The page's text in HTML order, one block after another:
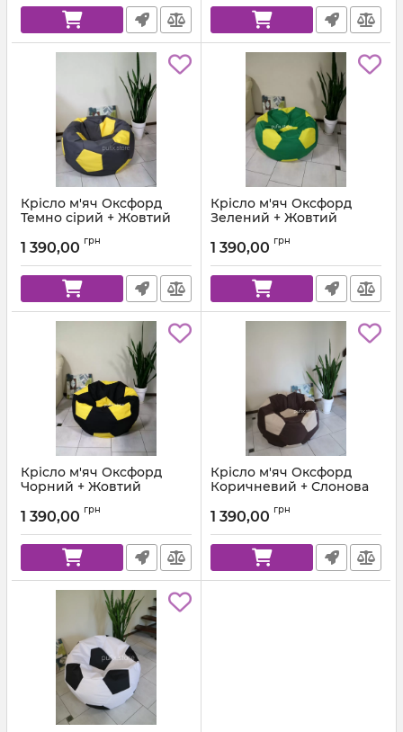
Крісло м'яч Оксфорд
Темно сірий + Жовтий
1 390,00 грн
Крісло м'яч Оксфорд
Зелений + Жовтий
1 390,00 грн
Крісло м'яч Оксфорд
Чорний + Жовтий
1 390,00 грн
Крісло м'яч Оксфорд
Коричневий + Слонова
Артикул: ball-ox-303-307-80
1 390,00 грн